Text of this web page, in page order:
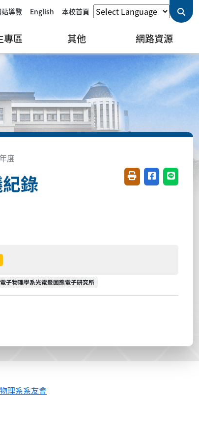
導覽 English 本校首頁
專區 其他 網路資源
度
錄 友善列印(開新視窗)
分享至臉書(
分享至
子物理學系光電暨固態電子研究所
理系系友會